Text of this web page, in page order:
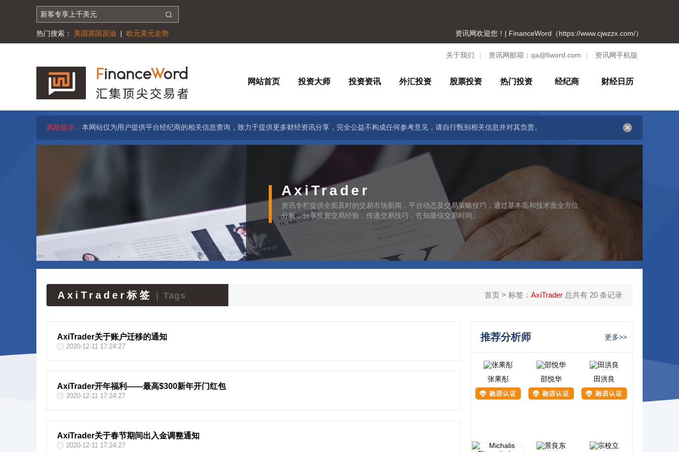
热门搜索： 美国英国原油 | 欧元美元走势 资讯网欢迎您！| FinanceWord（https://www.cjwzzx.com/）
关于我们 | 资讯网邮箱： qa@fiword.com | 资讯网手机版
网站首页 投资大师 投资资讯 外汇投资 股票投资 热门投资 经纪商 财经日历
风险提示： 本网站仅为用户提供平台经纪商的相关信息查询，致力于提供更多财经资讯分享，完全公益不构成任何参考意见，请自行甄别相关信息并对其负责。
AxiTrader
资讯专栏提供全面及时的交易市场新闻，平台动态及交易策略技巧，通过基本面和技术面全方位
分析，分享投资交易经验，传递交易技巧，告知最佳交易时间。
AxiTrader标签 Tags 首页 > 标签： AxiTrader 总共有 20 条记录
AxiTrader关于账户迁移的通知
2020-12-11 17:24:27
AxiTrader开年福利——最高$300新年开门红包
2020-12-11 17:24:27
AxiTrader关于春节期间出入金调整通知
2020-12-11 17:24:27
推荐分析师 更多>>
张果彤 邵悦华 田洪良